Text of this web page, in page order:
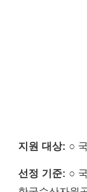
지원 대상: ○
선정 기준: ○